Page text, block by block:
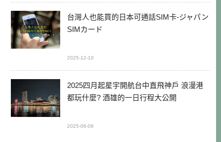
台灣人也能買的日本可通話SIM卡-ジャパン
SIMカード
2025-12-10
2025四月起星宇開航台中直飛神戶 浪漫港
都玩什麼? 酒雄的一日行程大公開
2025-06-08